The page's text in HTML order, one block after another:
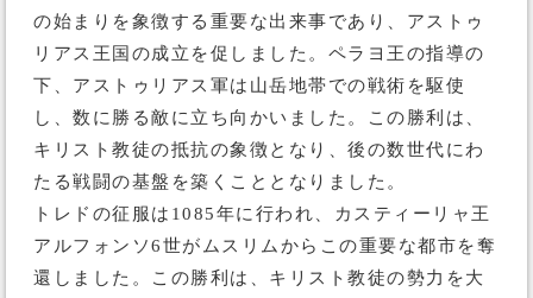
の始まりを象徴する重要な出来事であり、アストゥ
リアス王国の成立を促しました。ペラヨ王の指導の
下、アストゥリアス軍は山岳地帯での戦術を駆使
し、数に勝る敵に立ち向かいました。この勝利は、
キリスト教徒の抵抗の象徴となり、後の数世代にわ
たる戦闘の基盤を築くこととなりました。
トレドの征服は1085年に行われ、カスティーリャ王
アルフォンソ6世がムスリムからこの重要な都市を奪
還しました。この勝利は、キリスト教徒の勢力を大